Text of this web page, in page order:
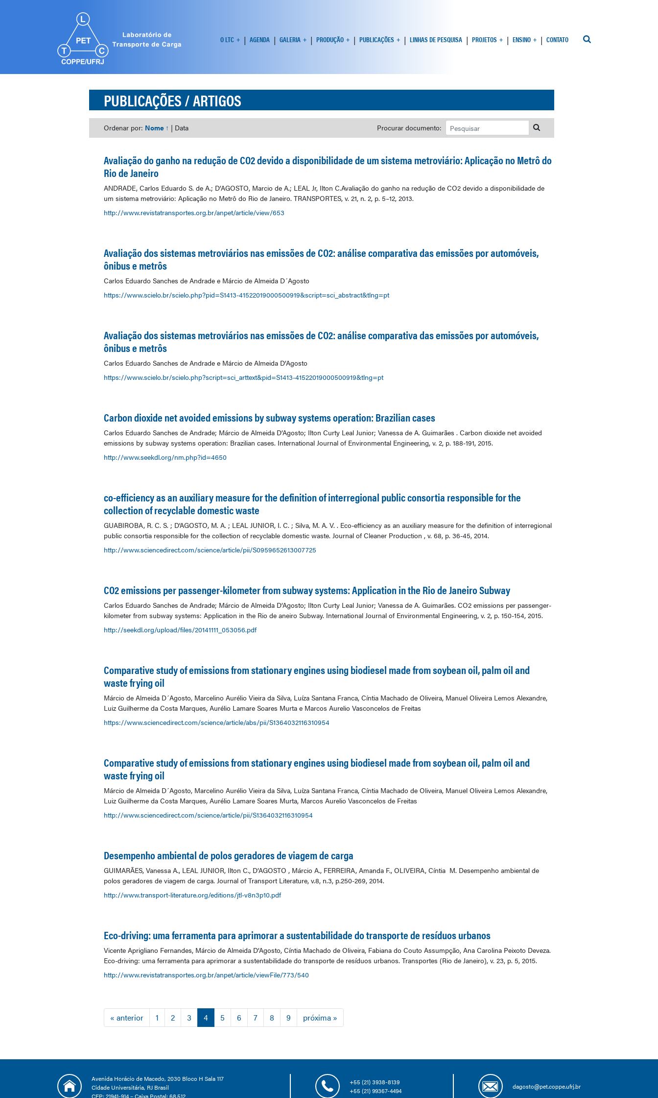
O LTC AGENDA GALERIA PRODUÇÃO PUBLICAÇÕES LINHAS DE PESQUISA PROJETOS ENSINO CONTATO
PUBLICAÇÕES/ ARTIGOS
Ordenar por: Nome ↑ | Data Procurar documento:
Avaliação do ganho na redução de CO2 devido a disponibilidade de um sistema metroviário: Aplicação no Metrô do
Rio de Janeiro
ANDRADE, Carlos Eduardo S. de A.; D’AGOSTO, Marcio de A.; LEAL Jr, Ilton C.Avaliação do ganho na redução de CO2 devido a disponibilidade de
um sistema metroviário: Aplicação no Metrô do Rio de Janeiro. TRANSPORTES, v. 21, n. 2, p. 5–12, 2013.
http://www.revistatransportes.org.br/anpet/article/view/653
Avaliação dos sistemas metroviários nas emissões de CO2: análise comparativa das emissões por automóveis,
ônibus e metrôs
Carlos Eduardo Sanches de Andrade e Márcio de Almeida D´Agosto
https://www.scielo.br/scielo.php?pid=S1413-41522019000500919&script=sci_abstract&tlng=pt
Avaliação dos sistemas metroviários nas emissões de CO2: análise comparativa das emissões por automóveis,
ônibus e metrôs
Carlos Eduardo Sanches de Andrade e Márcio de Almeida D’Agosto
https://www.scielo.br/scielo.php?script=sci_arttext&pid=S1413-41522019000500919&tlng=pt
Carbon dioxide net avoided emissions by subway systems operation: Brazilian cases
Carlos Eduardo Sanches de Andrade; Márcio de Almeida D’Agosto; Ilton Curty Leal Junior; Vanessa de A. Guimarães . Carbon dioxide net avoided
emissions by subway systems operation: Brazilian cases. International Journal of Environmental Engineering, v. 2, p. 188-191, 2015.
http://www.seekdl.org/nm.php?id=4650
co-efficiency as an auxiliary measure for the definition of interregional public consortia responsible for the
collection of recyclable domestic waste
GUABIROBA, R. C. S. ; D'AGOSTO, M. A. ; LEAL JUNIOR, I. C. ; Silva, M. A. V. . Eco-efficiency as an auxiliary measure for the definition of interregional
public consortia responsible for the collection of recyclable domestic waste. Journal of Cleaner Production , v. 68, p. 36-45, 2014.
http://www.sciencedirect.com/science/article/pii/S0959652613007725
CO2 emissions per passenger-kilometer from subway systems: Application in the Rio de Janeiro Subway
Carlos Eduardo Sanches de Andrade; Márcio de Almeida D’Agosto; Ilton Curty Leal Junior; Vanessa de A. Guimarães. CO2 emissions per passenger-
kilometer from subway systems: Application in the Rio de aneiro Subway. International Journal of Environmental Engineering, v. 2, p. 150-154, 2015.
http://seekdl.org/upload/files/20141111_053056.pdf
Comparative study of emissions from stationary engines using biodiesel made from soybean oil, palm oil and
waste frying oil
Márcio de Almeida D´Agosto, Marcelino Aurélio Vieira da Silva, Luíza Santana Franca, Cíntia Machado de Oliveira, Manuel Oliveira Lemos Alexandre,
Luiz Guilherme da Costa Marques, Aurélio Lamare Soares Murta e Marcos Aurelio Vasconcelos de Freitas
https://www.sciencedirect.com/science/article/abs/pii/S1364032116310954
Comparative study of emissions from stationary engines using biodiesel made from soybean oil, palm oil and
waste frying oil
Márcio de Almeida D´Agosto, Marcelino Aurélio Vieira da Silva, Luíza Santana Franca, Cíntia Machado de Oliveira, Manuel Oliveira Lemos Alexandre,
Luiz Guilherme da Costa Marques, Aurélio Lamare Soares Murta, Marcos Aurelio Vasconcelos de Freitas
http://www.sciencedirect.com/science/article/pii/S1364032116310954
Desempenho ambiental de polos geradores de viagem de carga
GUIMARÃES, Vanessa A., LEAL JUNIOR, Ilton C., D’AGOSTO , Márcio A., FERREIRA, Amanda F., OLIVEIRA, Cíntia M. Desempenho ambiental de
polos geradores de viagem de carga. Journal of Transport Literature, v.8, n.3, p.250-269, 2014.
http://www.transport-literature.org/editions/jtl-v8n3p10.pdf
Eco-driving: uma ferramenta para aprimorar a sustentabilidade do transporte de resíduos urbanos
Vicente Aprigliano Fernandes, Márcio de Almeida D’Agosto, Cíntia Machado de Oliveira, Fabiana do Couto Assumpção, Ana Carolina Peixoto Deveza.
Eco-driving: uma ferramenta para aprimorar a sustentabilidade do transporte de resíduos urbanos. Transportes (Rio de Janeiro), v. 23, p. 5, 2015.
http://www.revistatransportes.org.br/anpet/article/viewFile/773/540
« anterior 1 2 3 4 5 6 7 8 9 próxima »
Avenida Horácio de Macedo, 2030 Bloco H Sala 117
Cidade Universitária, RJ Brasil
CEP: 21941-914 – Caixa Postal: 68.512
+55 (21) 3938-8139
+55 (21) 99367-4494
dagosto@pet.coppe.ufrj.br